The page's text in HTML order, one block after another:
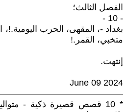
الفصل الثالث؛
- 10 -
بغداد -، المقهى، الحرب اليومية.!،
متخبي، القمر.!
إنتهت.
June 09 2024
* 10 قصص قصيرة ذكية -